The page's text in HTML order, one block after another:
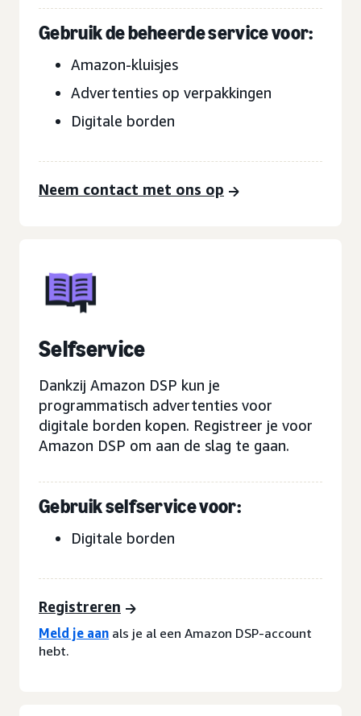
Gebruik de beheerde service voor:
Amazon-kluisjes
Advertenties op verpakkingen
Digitale borden
Neem contact met ons op
Selfservice
Dankzij Amazon DSP kun je
programmatisch advertenties voor
digitale borden kopen. Registreer je voor
Amazon DSP om aan de slag te gaan.
Gebruik selfservice voor:
Digitale borden
Registreren
Meld je aan als je al een Amazon DSP-account
hebt.